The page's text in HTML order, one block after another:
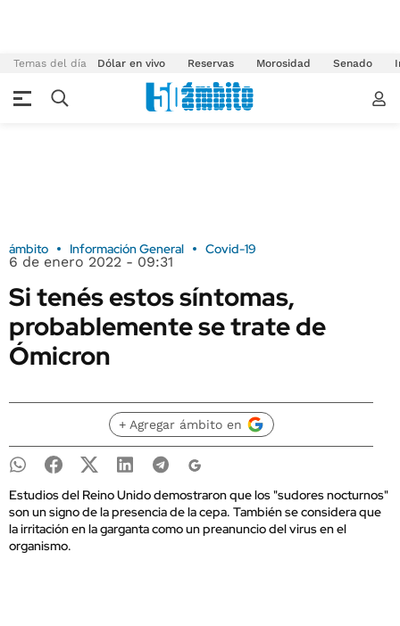
Temas del día Dólar en vivo Reservas Morosidad Senado
ámbito Información General Covid-19
6 de enero 2022 - 09:31
Si tenés estos síntomas,
probablemente se trate de
Ómicron
+ Agregar ámbito en
Estudios del Reino Unido demostraron que los "sudores nocturnos"
son un signo de la presencia de la cepa. También se considera que
la irritación en la garganta como un preanuncio del virus en el
organismo.